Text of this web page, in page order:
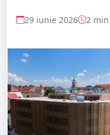
29 iunie 2026 2